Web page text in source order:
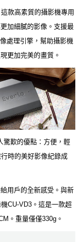
款高素質的攝影機專用
加細膩的影像。支援最
處理引擎，幫助攝影機
更加完美的畫質。
驚歎的優點：方便，輕
時的美好影像紀錄成
用戶的全新感受。與新
CU-VD3。這是一款超
。重量僅僅330g。